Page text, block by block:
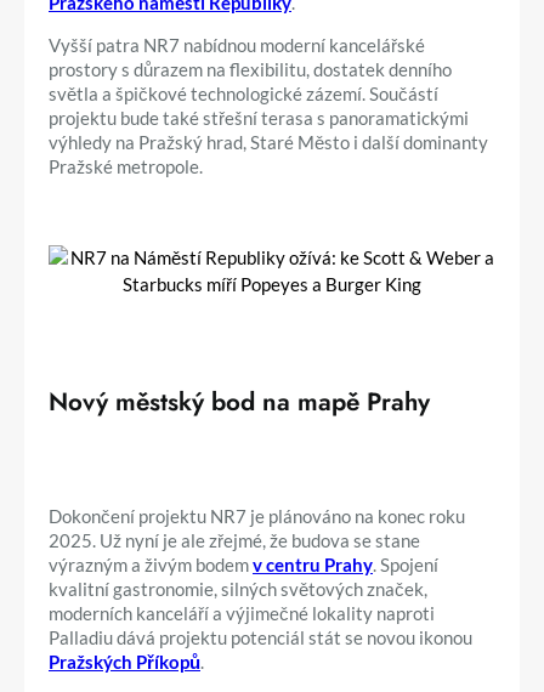
Vyšší patra NR7 nabídnou moderní kancelářské
prostory s důrazem na flexibilitu, dostatek denního
světla a špičkové technologické zázemí. Součástí
projektu bude také střešní terasa s panoramatickými
výhledy na Pražský hrad, Staré Město i další dominanty
Pražské metropole.
Nový městský bod na mapě Prahy
Dokončení projektu NR7 je plánováno na konec roku
2025. Už nyní je ale zřejmé, že budova se stane
výrazným a živým bodemv centru Prahy. Spojení
kvalitní gastronomie, silných světových značek,
moderních kanceláří a výjimečné lokality naproti
Palladiu dává projektu potenciál stát se novou ikonou
Pražských Příkopů.